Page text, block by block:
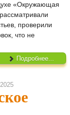
«Окружающая
проверили
что не
Подробнее...